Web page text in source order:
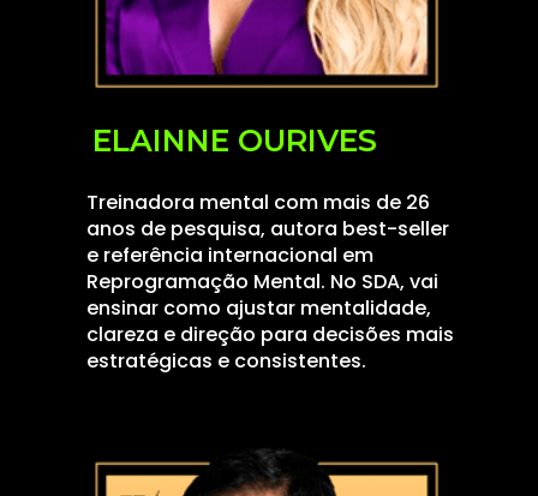
ELAINNE OURIVES
Treinadora mental com mais de 26
anos de pesquisa, autora best-seller
e referência internacional em
Reprogramação Mental. No SDA, vai
ensinar como ajustar mentalidade,
clareza e direção para decisões mais
estratégicas e consistentes.